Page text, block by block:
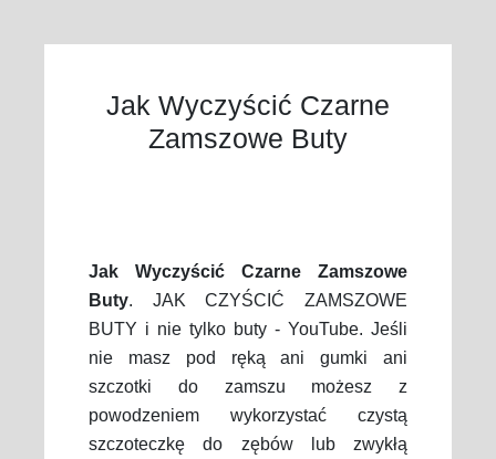
Jak Wyczyścić Czarne
Zamszowe Buty
Jak Wyczyścić Czarne Zamszowe
Buty. JAK CZYŚCIĆ ZAMSZOWE
BUTY i nie tylko buty - YouTube. Jeśli
nie masz pod ręką ani gumki ani
szczotki do zamszu możesz z
powodzeniem wykorzystać czystą
szczoteczkę do zębów lub zwykłą